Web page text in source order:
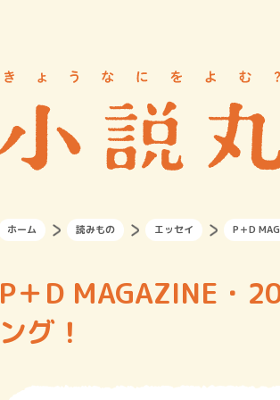
ホーム 読みもの エッセイ P＋D
P＋D MAGAZINE・
ング！